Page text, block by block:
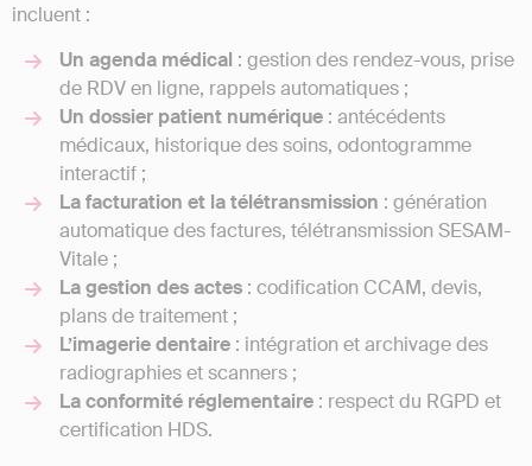
incluent :
Un agenda médical : gestion des rendez-vous, prise
de RDV en ligne, rappels automatiques ;
Un dossier patient numérique : antécédents
médicaux, historique des soins, odontogramme
interactif ;
La facturation et la télétransmission : génération
automatique des factures, télétransmission SESAM-
Vitale ;
La gestion des actes : codification CCAM, devis,
plans de traitement ;
L’imagerie dentaire : intégration et archivage des
radiographies et scanners ;
La conformité réglementaire : respect du RGPD et
certification HDS.